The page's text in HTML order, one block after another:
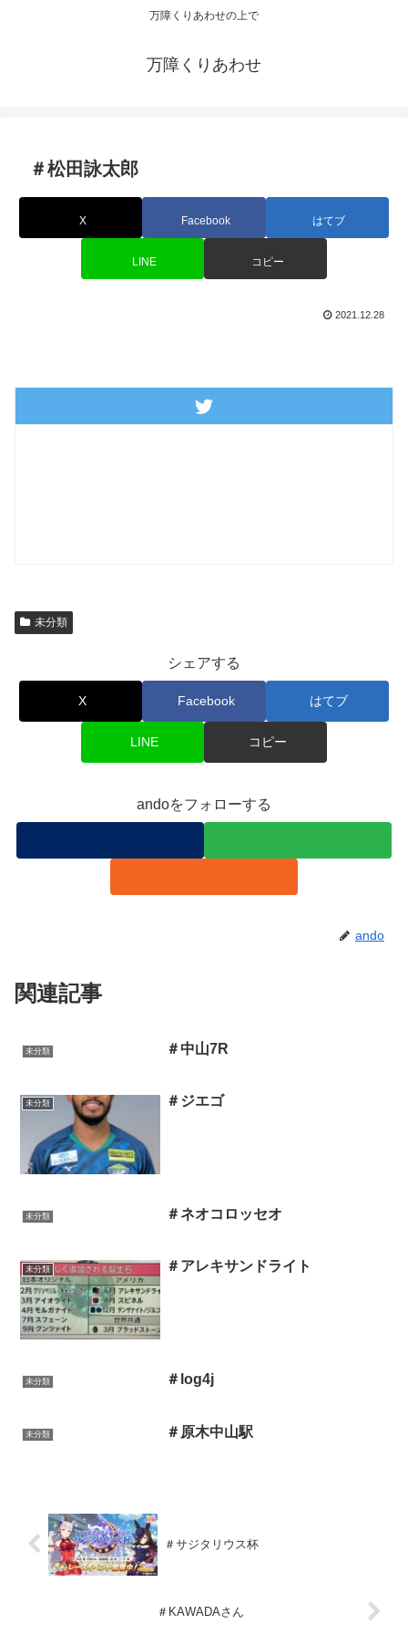
万障くりあわせの上で
万障くりあわせ
＃松田詠太郎
X Facebook はてブ
LINE コピー
2021.12.28
未分類
シェアする
X Facebook はてブ
LINE コピー
andoをフォローする
ando
関連記事
未分類 ＃中山7R
未分類 ＃ジエゴ
未分類 ＃ネオコロッセオ
未分類 ＃アレキサンドライト
未分類 ＃log4j
未分類 ＃原木中山駅
＃サジタリウス杯
＃KAWADAさん